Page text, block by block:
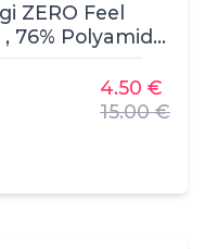
ZERO Feel
76% Polyamide,
4.50 €
15.00 €